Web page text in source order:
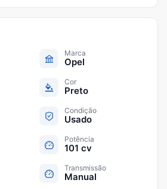
Marca
Opel
Cor
Preto
Condição
Usado
Potência
101 cv
Transmissão
Manual